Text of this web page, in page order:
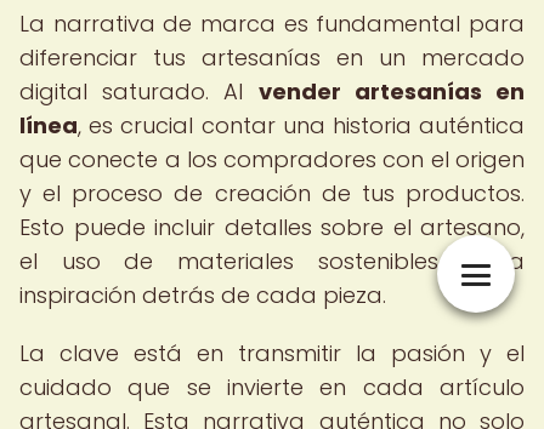
La narrativa de marca es fundamental para
diferenciar tus artesanías en un mercado
digital saturado. Al vender artesanías en
línea, es crucial contar una historia auténtica
que conecte a los compradores con el origen
y el proceso de creación de tus productos.
Esto puede incluir detalles sobre el artesano,
el uso de materiales sostenibles, o la
inspiración detrás de cada pieza.
La clave está en transmitir la pasión y el
cuidado que se invierte en cada artículo
artesanal. Esta narrativa auténtica no solo